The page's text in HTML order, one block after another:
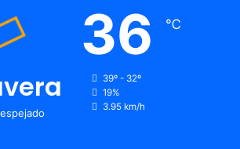
36 ℃
39º - 32º
19%
3.95 km/h